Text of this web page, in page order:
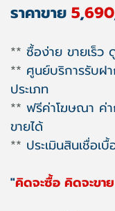
ราคาขาย 5,690
** ซื้อง่าย ขายเร็
** ศูนย์บริการรับฝ
ประเภท
** ฟรีค่าโฆษณา ค่า
ขายได้
** ประเมินสินเชื่อ
"คิดจะซื้อ คิดจะขา